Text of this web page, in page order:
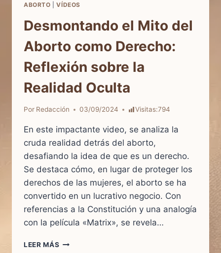
ABORTO |VÍDEOS
Desmontando el Mito del
Aborto como Derecho:
Reflexión sobre la
Realidad Oculta
Por Redacción 03/09/2024 Visitas:794
En este impactante video, se analiza la
cruda realidad detrás del aborto,
desafiando la idea de que es un derecho.
Se destaca cómo, en lugar de proteger los
derechos de las mujeres, el aborto se ha
convertido en un lucrativo negocio. Con
referencias a la Constitución y una analogía
con la película «Matrix», se revela…
LEER MÁS DESMONTANDO